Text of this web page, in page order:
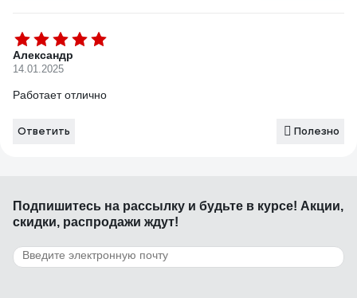
Александр
14.01.2025
Работает отлично
Ответить Полезно
Подпишитесь на рассылку и будьте в курсе! Акции,
скидки, распродажи ждут!